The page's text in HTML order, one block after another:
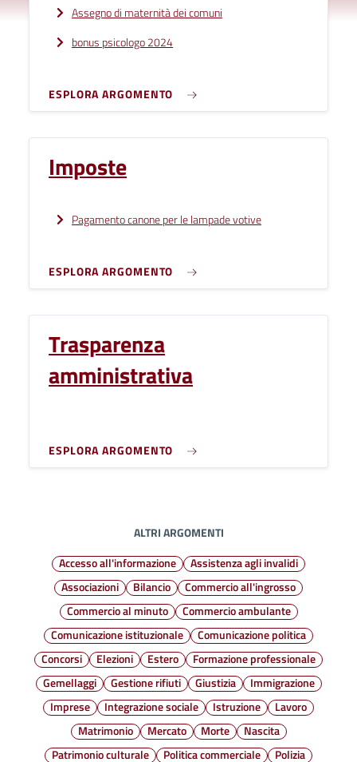
Assegno di maternità dei comuni
bonus psicologo 2024
ESPLORA ARGOMENTO
Imposte
Pagamento canone per le lampade votive
ESPLORA ARGOMENTO
Trasparenza
amministrativa
ESPLORA ARGOMENTO
ALTRI ARGOMENTI
Accesso all'informazione
Assistenza agli invalidi
Associazioni
Bilancio
Commercio all'ingrosso
Commercio al minuto
Commercio ambulante
Comunicazione istituzionale
Comunicazione politica
Concorsi
Elezioni Estero
Formazione professionale
Gemellaggi
Gestione rifiuti Giustizia
Immigrazione
Imprese
Integrazione sociale Istruzione
Lavoro
Matrimonio
Mercato Morte
Nascita
Patrimonio culturale
Politica commerciale Polizia